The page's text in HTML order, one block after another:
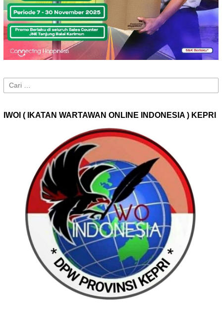
Cari
untuk:
IWOI ( IKATAN WARTAWAN ONLINE INDONESIA ) KEPRI